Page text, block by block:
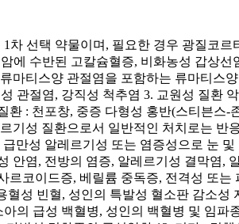
선택 약물이며, 필요한 경우 광질코
수반된 고칼슘혈증, 비화농성 갑상
티스양 관절염을 포함하는 류마티스
관절염, 강직성 척추염 3. 교원성 질환
: 천포창, 중증 다형성 홍반(스티븐스-
성 질환으로서 일반적인 처치로는 반
만성 알레르기성 또는 염증성으로 눈
염, 전방의 염증, 알레르기성 결막염,
코이드증, 베릴륨 중독증, 전격성 또
성 빈혈, 성인의 특발성 혈소판 감소
의 급성 백혈병, 성인의 백혈병 및 임파